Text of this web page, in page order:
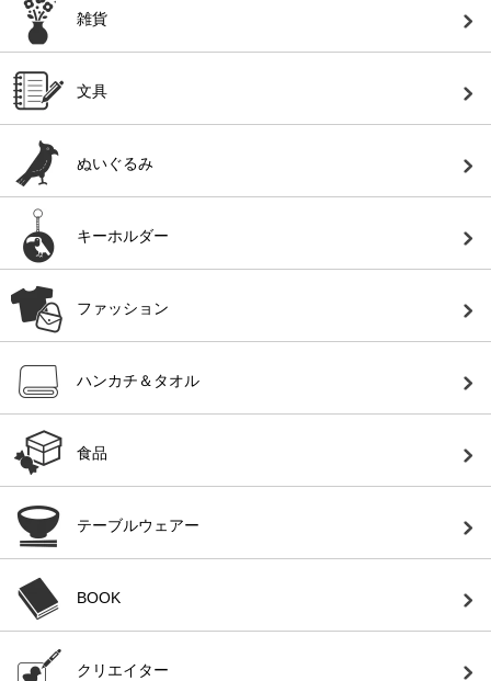
雑貨
文具
ぬいぐるみ
キーホルダー
ファッション
ハンカチ＆タオル
食品
テーブルウェアー
BOOK
クリエイター